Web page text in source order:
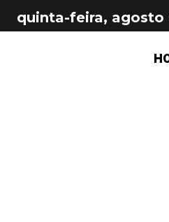
quinta-feira, agosto